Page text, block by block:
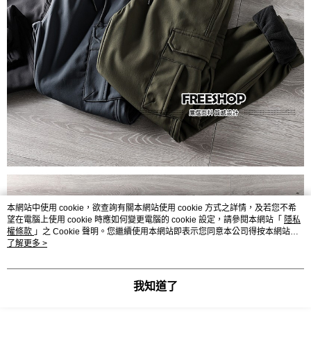
本網站中使用 cookie，欲查詢有關本網站使用 cookie 方式之詳情，及若您不希
望在電腦上使用 cookie 時應如何變更電腦的 cookie 設定，請參閱本網站「 隱私
權條款 」之 Cookie 聲明。您繼續使用本網站即表示您同意本公司得按本網站使
用條款之 Cookie 聲明使用 cookie。
了解更多 >
我知道了